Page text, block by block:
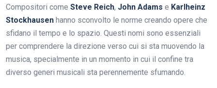
Compositori come Steve Reich, John Adams e Karlheinz
Stockhausen hanno sconvolto le norme creando opere che
sfidano il tempo e lo spazio. Questi nomi sono essenziali
per comprendere la direzione verso cui si sta muovendo la
musica, specialmente in un momento in cui il confine tra
diverso generi musicali sta perennemente sfumando.